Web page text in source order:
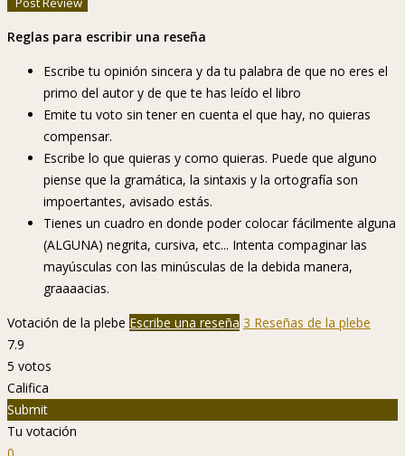
Reglas para escribir una reseña
Escribe tu opinión sincera y da tu palabra de que no eres el
primo del autor y de que te has leído el libro
Emite tu voto sin tener en cuenta el que hay, no quieras
compensar.
Escribe lo que quieras y como quieras. Puede que alguno
piense que la gramática, la sintaxis y la ortografía son
impoertantes, avisado estás.
Tienes un cuadro en donde poder colocar fácilmente alguna
(ALGUNA) negrita, cursiva, etc... Intenta compaginar las
mayúsculas con las minúsculas de la debida manera,
graaaacias.
Votación de la plebe Escribe una reseña 3 Reseñas de la plebe
7.9
5 votos
Califica
Submit
Tu votación
0